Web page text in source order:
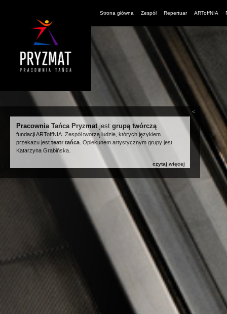
Strona główna Zespół Repertuar ARToffNIA
<
Pracownia Tańca Pryzmatjest grupą twórczą
fundacji ARToffNIA. Zespół tworzą ludzie, których językiem
przekazu jest teatr tańca . Opiekunem artystycznym grupy jest
Katarzyna Grabińska.
czytaj więcej